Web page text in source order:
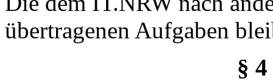
übertragenen Aufgaben
§